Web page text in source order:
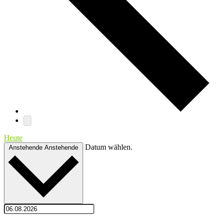
Heute
Anstehende Anstehende Datum wählen.